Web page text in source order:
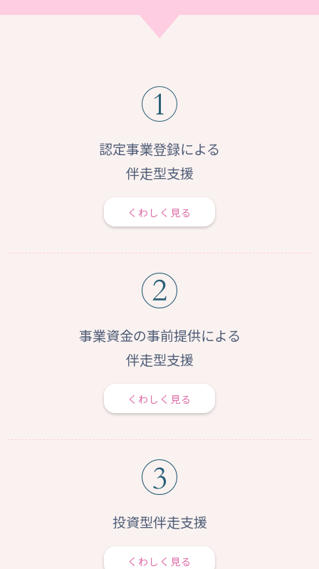
認定事業登録による
伴走型支援
くわしく見る
事業資金の事前提供による
伴走型支援
くわしく見る
投資型伴走支援
くわしく見る